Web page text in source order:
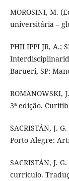
MOROSINI, M.
universitária –
PHILIPPI JR, A.;
Barueri, SP:
ROMANOWSKI,
3ª edição.
SACRISTÁN, J.
Porto Alegre:
SACRISTÁN, J.
currículo.